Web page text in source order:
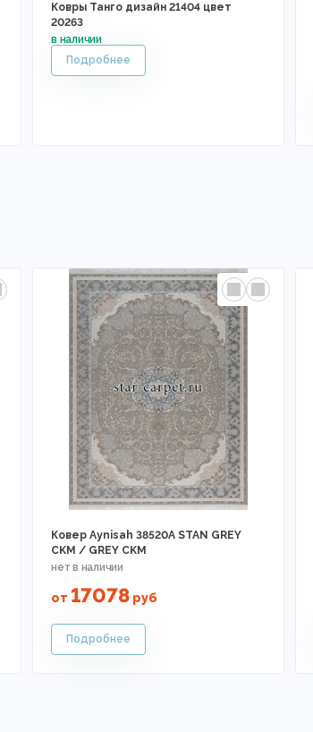
Ковры Танго дизайн 21404 цвет
20263
Ковер Aynisah 38520A STAN GREY
CKM / GREY CKM
от 17078 руб